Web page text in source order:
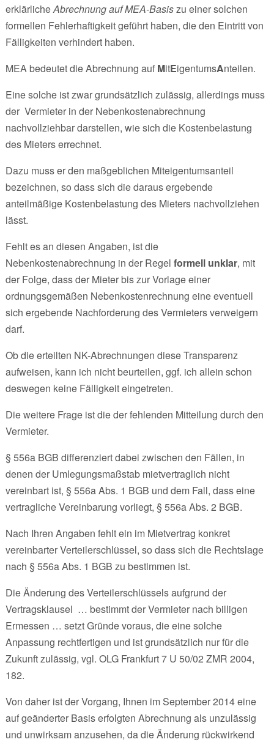
erklärlicheAbrechnung auf MEA-Basiszu einer solchen
formellen Fehlerhaftigkeit geführt haben, die den Eintritt von
Fälligkeiten verhindert haben.
MEA bedeutet die Abrechnung auf MitEigentumsAnteilen.
Eine solche ist zwar grundsätzlich zulässig, allerdings muss
der Vermieter in der Nebenkostenabrechnung
nachvollziehbar darstellen, wie sich die Kostenbelastung
des Mieters errechnet.
Dazu muss er den maßgeblichen Miteigentumsanteil
bezeichnen, so dass sich die daraus ergebende
anteilmäßige Kostenbelastung des Mieters nachvollziehen
lässt.
Fehlt es an diesen Angaben, ist die
Nebenkostenabrechnung in der Regel formell unklar, mit
der Folge, dass der Mieter bis zur Vorlage einer
ordnungsgemäßen Nebenkostenrechnung eine eventuell
sich ergebende Nachforderung des Vermieters verweigern
darf.
Ob die erteilten NK-Abrechnungen diese Transparenz
aufweisen, kann ich nicht beurteilen, ggf. ich allein schon
deswegen keine Fälligkeit eingetreten.
Die weitere Frage ist die der fehlenden Mitteilung durch den
Vermieter.
§ 556a BGB differenziert dabei zwischen den Fällen, in
denen der Umlegungsmaßstab mietvertraglich nicht
vereinbart ist, § 556a Abs. 1 BGB und dem Fall, dass eine
vertragliche Vereinbarung vorliegt, § 556a Abs. 2 BGB.
Nach Ihren Angaben fehlt ein im Mietvertrag konkret
vereinbarter Verteilerschlüssel, so dass sich die Rechtslage
nach § 556a Abs. 1 BGB zu bestimmen ist.
Die Änderung des Verteilerschlüssels aufgrund der
Vertragsklausel … bestimmt der Vermieter nach billigen
Ermessen … setzt Gründe voraus, die eine solche
Anpassung rechtfertigen und ist grundsätzlich nur für die
Zukunft zulässig, vgl. OLG Frankfurt 7 U 50/02 ZMR 2004,
182.
Von daher ist der Vorgang, Ihnen im September 2014 eine
auf geänderter Basis erfolgten Abrechnung als unzulässig
und unwirksam anzusehen, da die Änderung rückwirkend